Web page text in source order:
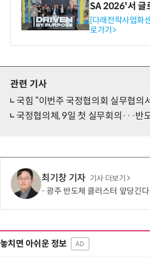
SA 2026'서 글
와의 비즈니스
-바이오 해외 진
보
[다래전략사업화
로가기>
관련 기사
국힘 “이번주 국정협의회 실무협의서 반도
국정협의체, 9일 첫 실무회의···반도체특
최기창 기자 기사 더보기
광주 반도체 클러스터 앞당긴다…李대통령 “2028
놓치면 아쉬운 정보 AD